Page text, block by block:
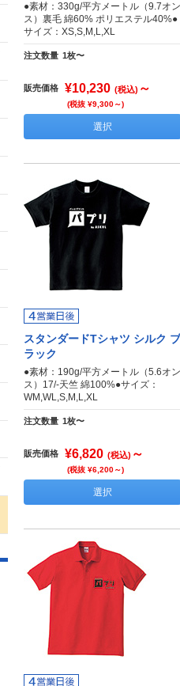
●素材：330g/平方メートル（9.7オン
ス）裏毛 綿60% ポリエステル40%●
サイズ：XS,S,M,L,XL
注文数量 1枚〜
販売価格 ¥10,230 (税込) ～
(税抜 ¥9,300～)
選択
スタンダードTシャツ シルク ブ
ラック
●素材：190g/平方メートル（5.6オン
ス）17/-天竺 綿100%●サイズ：
WM,WL,S,M,L,XL
注文数量 1枚〜
販売価格 ¥6,820 (税込) ～
(税抜 ¥6,200～)
選択